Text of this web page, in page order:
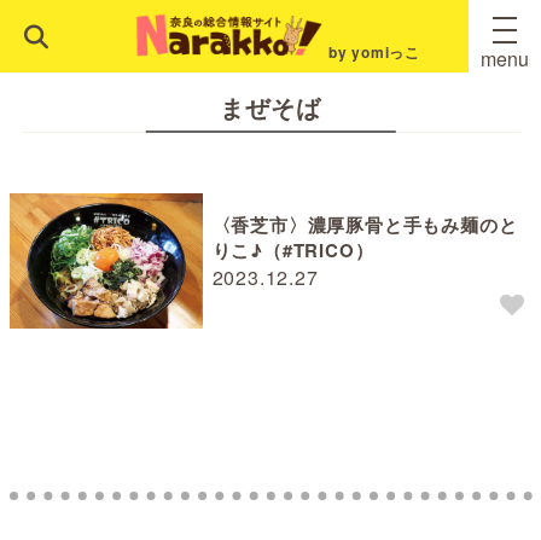
by yomiっこ menu
まぜそば
2023.12.27
〈香芝市〉濃厚豚骨と手もみ麺のと
りこ♪（#TRICO）